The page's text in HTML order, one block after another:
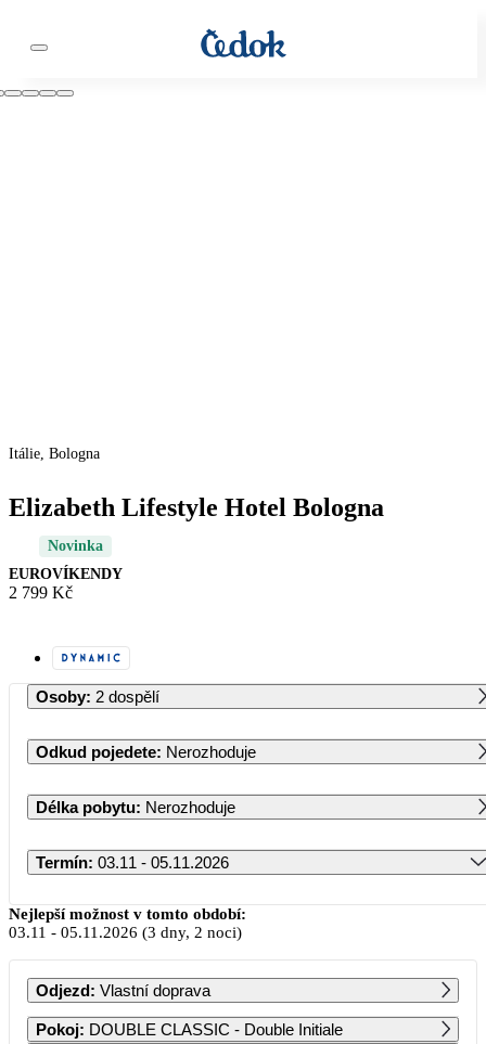
Itálie, Bologna
Elizabeth Lifestyle Hotel Bologna
Novinka
EUROVÍKENDY
2 799 Kč
Osoby: 2 dospělí
Odkud pojedete: Nerozhoduje
Délka pobytu: Nerozhoduje
Termín: 03.11 - 05.11.2026
Listopad 2026
PO ÚT ST ČT PÁ SO NE
1
Nejlepší možnost v tomto období:
03.11 - 05.11.2026 (3 dny, 2 noci)
Odjezd: Vlastní doprava
Pokoj: DOUBLE CLASSIC - Double Initiale